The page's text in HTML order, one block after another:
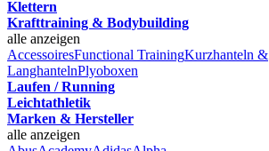
Klettern
Krafttraining & Bodybuilding
alle anzeigen
AccessoiresFunctional TrainingKurzhanteln &
LanghantelnPlyoboxen
Laufen / Running
Leichtathletik
Marken & Hersteller
alle anzeigen